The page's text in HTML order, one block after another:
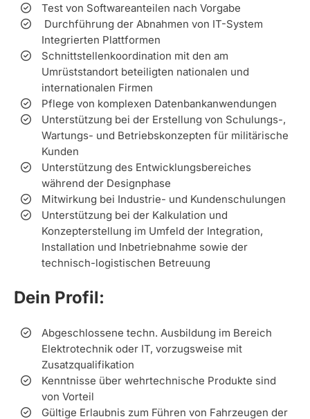
Test von Softwareanteilen nach Vorgabe
Durchführung der Abnahmen von IT-System
Integrierten Plattformen
Schnittstellenkoordination mit den am
Umrüststandort beteiligten nationalen und
internationalen Firmen
Pflege von komplexen Datenbankanwendungen
Unterstützung bei der Erstellung von Schulungs-,
Wartungs- und Betriebskonzepten für militärische
Kunden
Unterstützung des Entwicklungsbereiches
während der Designphase
Mitwirkung bei Industrie- und Kundenschulungen
Unterstützung bei der Kalkulation und
Konzepterstellung im Umfeld der Integration,
Installation und Inbetriebnahme sowie der
technisch-logistischen Betreuung
Dein Profil:
Abgeschlossene techn. Ausbildung im Bereich
Elektrotechnik oder IT, vorzugsweise mit
Zusatzqualifikation
Kenntnisse über wehrtechnische Produkte sind
von Vorteil
Gültige Erlaubnis zum Führen von Fahrzeugen der